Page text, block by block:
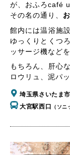
が、おふろcafé
その名の通り、
館内には温浴施
ゆっくりとくつ
ッサージ機など
もちろん、肝心
ロウリュ、泥パ
埼玉県さいたま
大宮駅西口
（ソ